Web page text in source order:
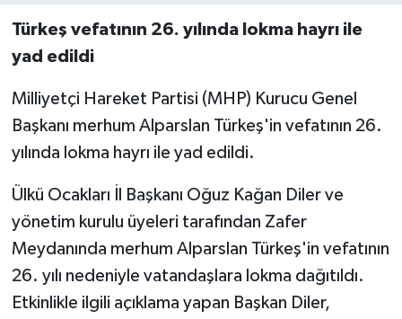
Türkeş vefatının 26. yılında lokma hayrı ile
yad edildi
Milliyetçi Hareket Partisi (MHP) Kurucu Genel
Başkanı merhum Alparslan Türkeş'in vefatının 26.
yılında lokma hayrı ile yad edildi.
Ülkü Ocakları İl Başkanı Oğuz Kağan Diler ve
yönetim kurulu üyeleri tarafından Zafer
Meydanında merhum Alparslan Türkeş'in vefatının
26. yılı nedeniyle vatandaşlara lokma dağıtıldı.
Etkinlikle ilgili açıklama yapan Başkan Diler,